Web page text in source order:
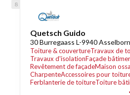
Quetsch Guido
30 Burregaass L-9940 Asselborn
Toiture & couvertureTravaux de
Travaux d'isolationFaçade
Revêtement de façadeMaison
CharpenteAccessoires pour
Ferblanterie de toitureToiture